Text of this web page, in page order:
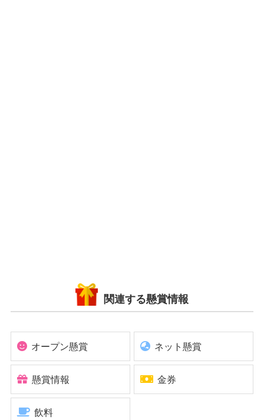
関連する懸賞情報
オープン懸賞 ネット懸賞
懸賞情報 金券
飲料